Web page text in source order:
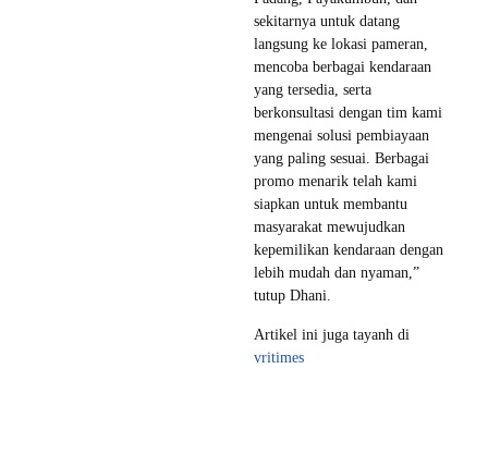
sekitarnya untuk datang
langsung ke lokasi pameran,
mencoba berbagai kendaraan
yang tersedia, serta
berkonsultasi dengan tim kami
mengenai solusi pembiayaan
yang paling sesuai. Berbagai
promo menarik telah kami
siapkan untuk membantu
masyarakat mewujudkan
kepemilikan kendaraan dengan
lebih mudah dan nyaman,”
tutup Dhani.
Artikel ini juga tayanh di
vritimes